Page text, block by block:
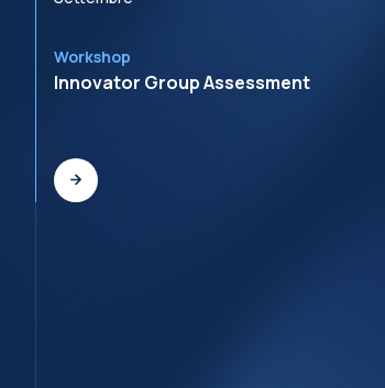
Workshop
Innovator Group Assessment